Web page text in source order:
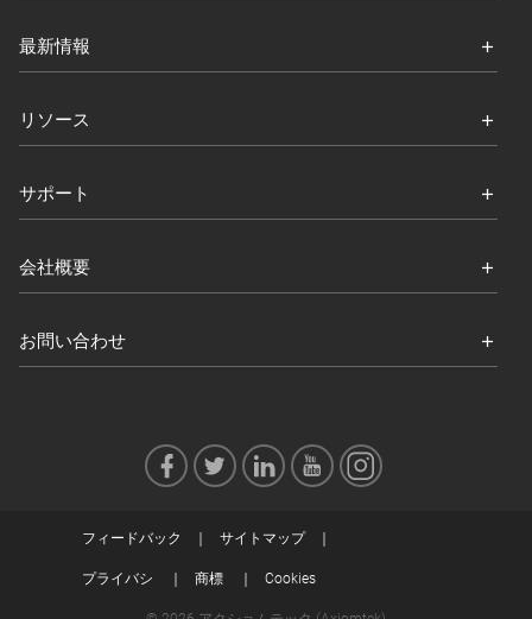
最新情報
リソース
サポート
会社概要
お問い合わせ
フィードバック サイトマップ
プライバシ 商標 Cookies